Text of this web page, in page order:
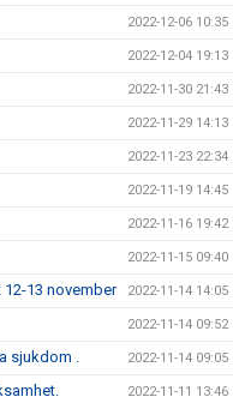
2022-12-06 10:35
2022-12-04 19:13
2022-11-30 21:43
2022-11-29 14:13
2022-11-23 22:34
2022-11-19 14:45
2022-11-16 19:42
2022-11-15 09:40
13 november 2022-11-14 14:05
2022-11-14 09:52
sjukdom . 2022-11-14 09:05
2022-11-11 13:46